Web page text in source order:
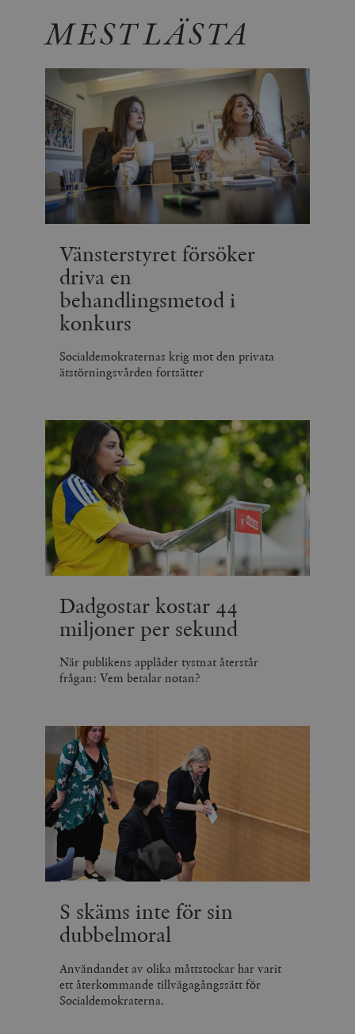
MEST LÄSTA
Vänsterstyret försöker
driva en
behandlingsmetod i
konkurs
Socialdemokraternas krig mot den privata
ätstörningsvården fortsätter
Dadgostar kostar 44
miljoner per sekund
När publikens applåder tystnat återstår
frågan: Vem betalar notan?
S skäms inte för sin
dubbelmoral
Användandet av olika måttstockar har varit
ett återkommande tillvägagångssätt för
Socialdemokraterna.